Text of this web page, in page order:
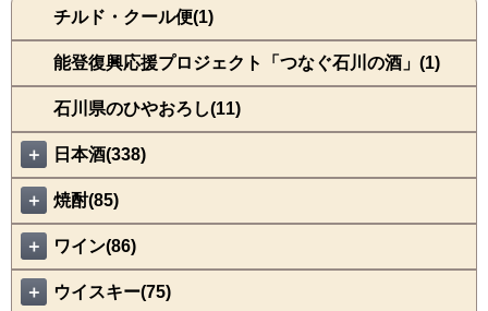
チルド・クール便(1)
能登復興応援プロジェクト「つなぐ石川の酒」(1)
石川県のひやおろし(11)
＋ 日本酒(338)
＋ 焼酎(85)
＋ ワイン(86)
＋ ウイスキー(75)